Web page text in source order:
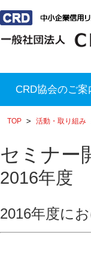
CRD協会のご案
TOP 活動・取り組み
セミナー
2016年度
2016年度に